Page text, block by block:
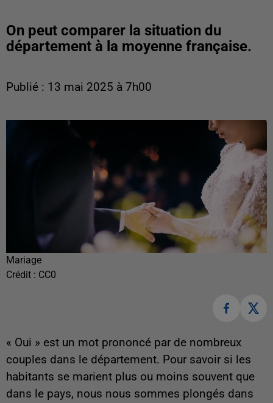
On peut comparer la situation du
département à la moyenne française.
Publié : 13 mai 2025 à 7h00
Mariage
Crédit : CC0
« Oui » est un mot prononcé par de nombreux
couples dans le département. Pour savoir si les
habitants se marient plus ou moins souvent que
dans le pays, nous nous sommes plongés dans